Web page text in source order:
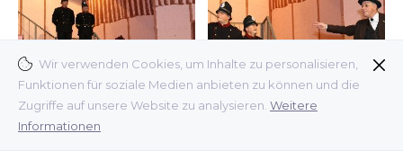
Wir verwenden Cookies, um Inhalte zu personalisieren,
Funktionen für soziale Medien anbieten zu können und die
Zugriffe auf unsere Website zu analysieren. Weitere
Informationen